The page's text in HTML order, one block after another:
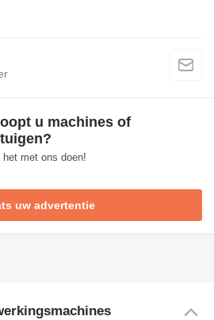
u machines of
het met ons doen!
uw advertentie